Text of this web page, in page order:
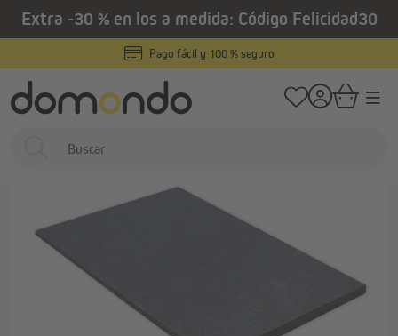
principal
Extra -30 % en los a medida: Código Felicidad30
Pago fácil y 100 % seguro
Home Estores exteriores / Persianas / Aislamientos para cajones de